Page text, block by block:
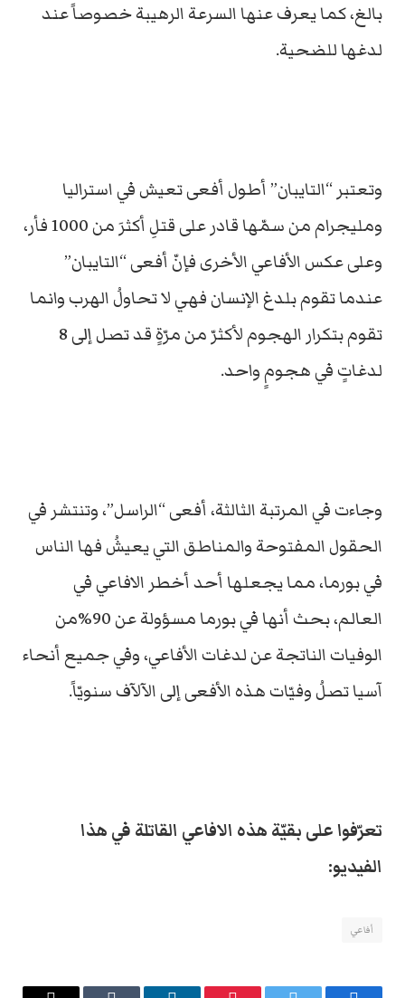
بالغ، كما يعرف عنها السرعة الرهيبة خصوصاً عند
لدغها للضحية.
وتعتبر “التايبان” أطول أفعى تعيش في استراليا
ومليجرام من سمّها قادر على قتلِ أكثرَ من 1000 فأر،
وعلى عكس الأفاعي الأخرى فإنّ أفعى “التايبان”
عندما تقوم بلدغ الإنسان فهي لا تحاولُ الهرب وانما
تقوم بتكرار الهجوم لأكثرّ من مرّةٍ قد تصل إلى 8
لدغاتٍ في هجومٍ واحد.
وجاءت في المرتبة الثالثة، أفعى “الراسل”، وتنتشر في
الحقول المفتوحة والمناطق التي يعيشُ فها الناس
في بورما، مما يجعلها أحد أخطر الافاعي في
العالم، بحث أنها في بورما مسؤولة عن 90%من
الوفيات الناتجة عن لدغات الأفاعي، وفي جميع أنحاء
آسيا تصلُ وفيّات هذه الأفعى إلى الآلآف سنويّاً.
تعرّفوا على بقيّة هذه الافاعي القاتلة في هذا
الفيديو:
أفاعي